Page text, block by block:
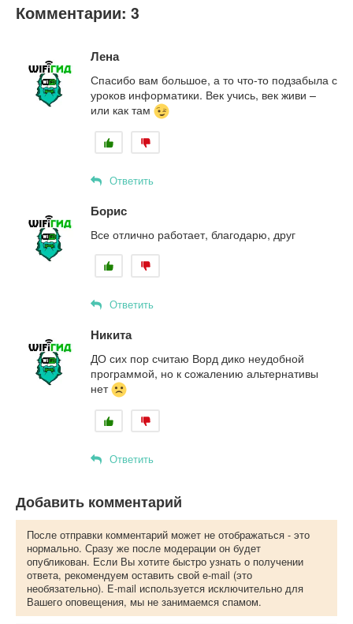
Комментарии: 3
Лена
Спасибо вам большое, а то что-то подзабыла с
уроков информатики. Век учись, век живи –
или как там
Ответить
Борис
Все отлично работает, благодарю, друг
Ответить
Никита
ДО сих пор считаю Ворд дико неудобной
программой, но к сожалению альтернативы
нет
Ответить
Добавить комментарий
После отправки комментарий может не отображаться - это
нормально. Сразу же после модерации он будет
опубликован. Если Вы хотите быстро узнать о получении
ответа, рекомендуем оставить свой e-mail (это
необязательно). E-mail используется исключительно для
Вашего оповещения, мы не занимаемся спамом.